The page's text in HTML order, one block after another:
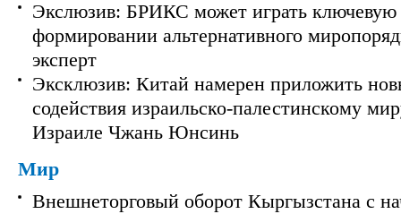
Экслюзив: БРИКС может играть ключевую
формировании альтернативного
эксперт
Эксклюзив: Китай намерен приложить
содействия израильско-палестинскому
Израиле Чжань Юнсинь
Мир
Внешнеторговый оборот Кыргызстана с